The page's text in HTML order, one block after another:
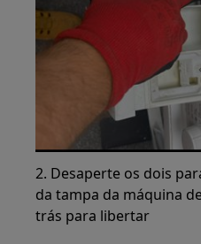
2. Desaperte os dois
da tampa da máquina
trás para libertar